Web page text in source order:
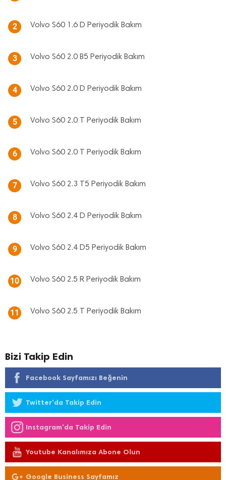
2 Volvo S60 1.6 D Periyodik Bakım
3 Volvo S60 2.0 B5 Periyodik Bakım
4 Volvo S60 2.0 D Periyodik Bakım
5 Volvo S60 2.0 T Periyodik Bakım
6 Volvo S60 2.0 T Periyodik Bakım
7 Volvo S60 2.3 T5 Periyodik Bakım
8 Volvo S60 2.4 D Periyodik Bakım
9 Volvo S60 2.4 D5 Periyodik Bakım
10 Volvo S60 2.5 R Periyodik Bakım
11 Volvo S60 2.5 T Periyodik Bakım
Bizi Takip Edin
Facebook Sayfamızı Beğenin
Twitter'da Takip Edin
Instagram'da Takip Edin
Youtube Kanalımıza Abone Olun
Google Business Sayfamız